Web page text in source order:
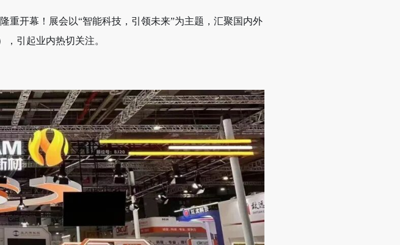
重开幕！展会以“智能科技，引领未来”为主题，汇聚国内外
，引起业内热切关注。